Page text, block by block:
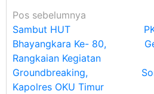
Navigasi
pos
Pos sebelumnya
Sambut HUT
Bhayangkara Ke- 80,
Rangkaian Kegiatan
Groundbreaking,
Kapolres OKU Timur